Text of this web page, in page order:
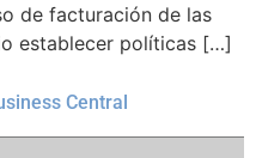
de facturación de las
establecer políticas […]
Central